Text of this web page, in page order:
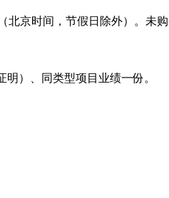
（北京时间，节假日除外）。未
明）、同类型项目业绩一份。